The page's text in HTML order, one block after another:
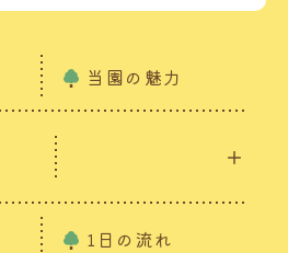
当園の魅力
1日の流れ